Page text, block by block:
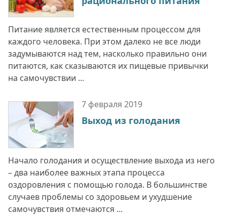
Питание является естественным процессом для
каждого человека. При этом далеко не все люди
задумываются над тем, насколько правильно они
питаются, как сказываются их пищевые привычки
на самочувствии ...
7 февраля 2019
Выход из голодания
Начало голодания и осуществление выхода из него
– два наиболее важных этапа процесса
оздоровления с помощью голода. В большинстве
случаев проблемы со здоровьем и ухудшение
самочувствия отмечаются ...